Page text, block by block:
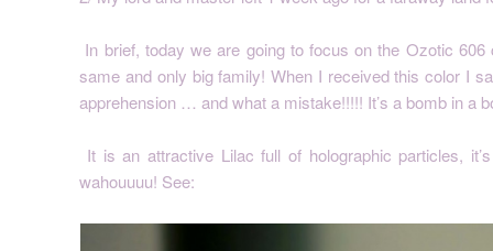
In brief, today we are going to focus on the Ozotic
same and only big family! When I received this color I
apprehension … and what a mistake!!!!! It’s a bomb in a
It is an attractive Lilac full of holographic particles,
wahouuuu! See: